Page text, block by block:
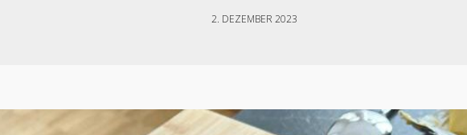
2. DEZEMBER 2023